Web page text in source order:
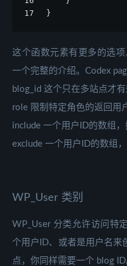
17
}
这个函数元素有更多的选
一个完整的介绍。Codex
blog_id 这个只在多站点才
role 限制特定角色的返回用
include 一个用户ID的数组，
exclude 一个用户ID的数组
WP_User 类别
WP_User 分类允许访问特
个用户ID、或者是用户名来
点，你同样需要一个 blog ID